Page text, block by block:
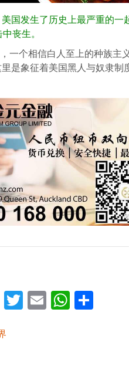
国发生了历史上最严重的一
丧生。
一个相信白人至上的种族主
是象征着美国黑人与奴隶
LinkedIn
Twitter
Email